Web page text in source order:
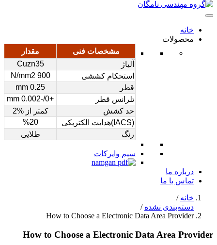
خانه
محصولات
مشخصات فنی
مقدار
آلیاژ
Cuzn35
استحکام کششی
900 N/mm2
قطر
0.25 mm
تلرانس قطر
+0/-0.002 mm
حد کشش
کمتر از %2
(IACS)هدایت الکتریکی
%20
رنگ
طلایی
سیم وایرکات
درباره ما
تماس با ما
خانه /
دسته‌بندی نشده /
How to Choose a Electronic Data Area Provider
How to Choose a Electronic Data Area Provider